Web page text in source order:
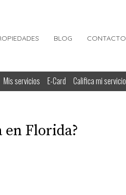
BLOG CONTACTO
Mis servicios E-Card Califica mi servicio
Florida?